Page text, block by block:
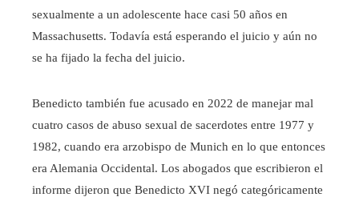
sexualmente a un adolescente hace casi 50 años en
Massachusetts. Todavía está esperando el juicio y aún no
se ha fijado la fecha del juicio.
Benedicto también fue acusado en 2022 de manejar mal
cuatro casos de abuso sexual de sacerdotes entre 1977 y
1982, cuando era arzobispo de Munich en lo que entonces
era Alemania Occidental. Los abogados que escribieron el
informe dijeron que Benedicto XVI negó categóricamente